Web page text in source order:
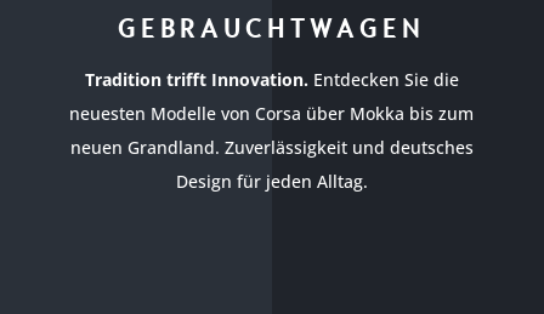
GEBRAUCHTWAGEN
Tradition trifft Innovation.Entdecken Sie die
neuesten Modelle von Corsa über Mokka bis zum
neuen Grandland. Zuverlässigkeit und deutsches
Design für jeden Alltag.